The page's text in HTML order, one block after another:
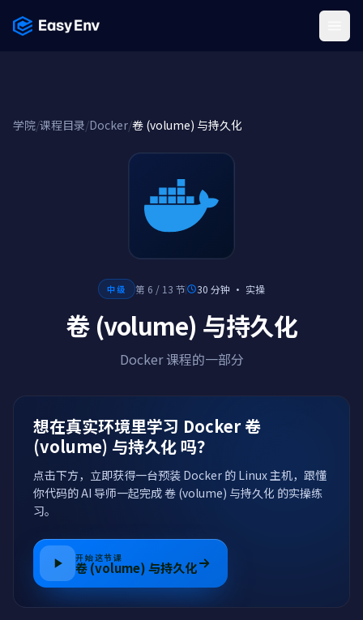
学院/课程目录/Docker/卷 (volume) 与持久化
中级 第 6 / 13 节 30 分钟 · 实操
卷 (volume) 与持久化
Docker 课程的一部分
想在真实环境里学习 Docker 卷
(volume) 与持久化 吗？
点击下方，立即获得一台预装 Docker 的 Linux 主机，跟懂
你代码的 AI 导师一起完成 卷 (volume) 与持久化 的实操练
习。
开始这节课
卷 (volume) 与持久化